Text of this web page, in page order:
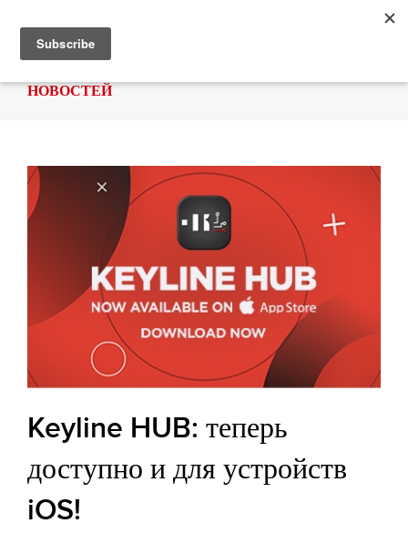
НОВОСТЕЙ
Keyline HUB: теперь
доступно и для устройств
iOS!